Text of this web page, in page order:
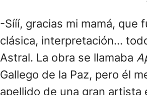
-Sííí, gracias mi mamá, que
clásica, interpretación…
Astral. La obra se llamaba
Gallego de la Paz, pero él
apellido de una gran artista